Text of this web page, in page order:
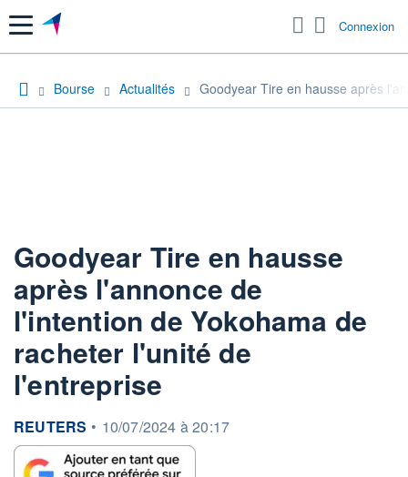
Menu Connexion
Bourse Actualités Goodyear Tire en hausse après
Goodyear Tire en hausse
après l'annonce de
l'intention de Yokohama de
racheter l'unité de
l'entreprise
information fournie par
REUTERS • 10/07/2024 à 20:17